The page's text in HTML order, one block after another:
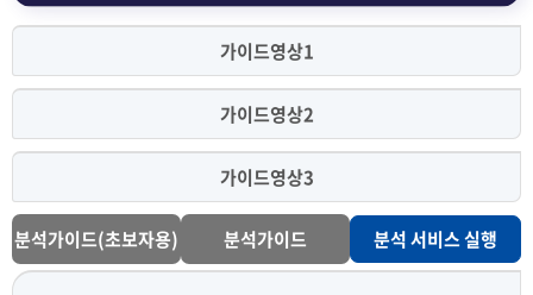
가이드영상1
가이드영상2
가이드영상3
분석가이드(초보자용) 분석가이드 분석 서비스 실행